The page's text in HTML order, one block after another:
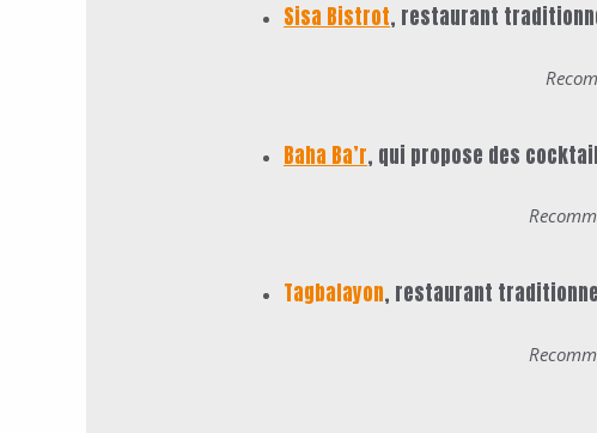
Sisa Bistrot, restaurant
Baha Ba’r, qui propose des
Tagbalayon, restaurant